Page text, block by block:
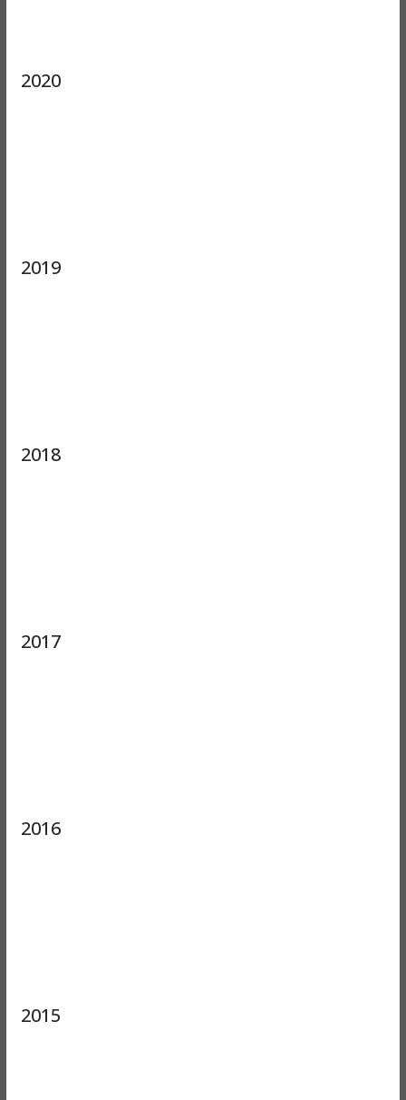
2020
2019
2018
2017
2016
2015